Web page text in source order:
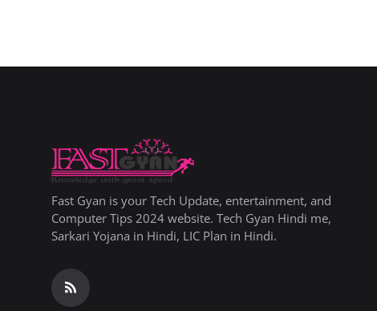
Fast Gyan is your Tech Update, entertainment, and
Computer Tips 2024 website. Tech Gyan Hindi me,
Sarkari Yojana in Hindi, LIC Plan in Hindi.